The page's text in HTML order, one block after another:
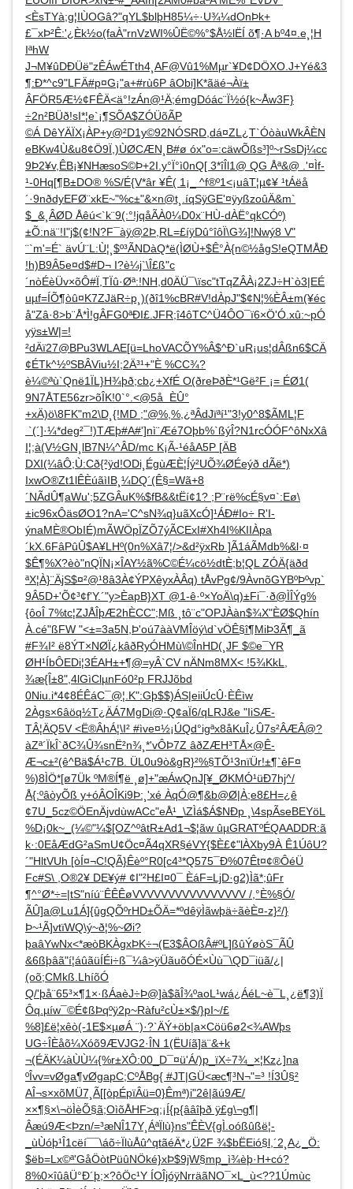
<ÈsTYà;g¦IÙOGâ?"qYL$blþH85¼÷·U¾¼dOnÞk+
£¯xÞ²Ê:'¿Èk½o(faÀ"rnVzWI%ÛË©%°$Å½lËÍ õ¶·A bº4¤.e¸¦H
IªhW
J¬M¥ûDÐÜë"zÊÁwÉTth4¸AF@Vû1%Mµr`¥D¢DÖXO.J+Yé&3
¶:Ð*^c9"LFÄ#p¤G¡"a+#rù6P âObi]K*ãäé¬Àï±
ÂFÖR5Æ½¢FÊÄ<ä°!zÁn@¹Ä;émgDóác¨Ï½ó{k~Åw3F}
÷2n²BÜð!sI*¦e`¡¶SÕA$ZÓÜõÃP
©Á DêYÄÏX¡ÀP+y@²D1y©92NÓSRD,dá¤ZL¿T`ÓòàuWkÂÈN
eBKw4Ù&u8¢Ö9Ï,)ÙØCÆN¸B#ø óx"o=:cäwÕßs³]º~rSsDj¼cc
9Þ2¥v,ÊB¡¥NHæsoS©Þ+2I.y°Ï°ì0nQ[ 3*îÎl1@ QG Åª&@ .'¤Ìf­
¹-0Hq[¶B±DO® %S/É{V*âr ¥Ê( 1¡_ ^f®º1<¡uâT¦µ¢¥ ¹tÁëå
´·9nðdyEFØ¨xkE~"%c±"&×n@t¸.íqSÿGE'¤ÿyßzoûÄ&m`
$_&¸ÂØD Åêú<`k¨9(:°!jqåÃÀ0¼D0x¨HÙ-dÀË°qkCÓº)
±Õ:nä¨!I"j$(¢!N?F¯àÿ@2Þ,RL=£íÿDû°îôÏ\G¾]!Nwý8 V"
¨`m'=É` ävÚ¨L:Ù¦¸$º³ÃNDàQ*ë(ÌØÙ+$Ê°À{n©½ågS!eQTMÅÐ
!h)B9Â5e¤d$#D¬ I?è¼j`\Î£ß"c
´nòÉèÜv×õÔ#Ï,TÏû·Øª:!NH,d0ÄÜ¯\ïsc"tTqZÂÀ¡2ZJ÷H`ò3|EÉ
uµf=ÍÕ¶òû¤K7ZJäR÷p¸)(ðî1%cBR#V!dÀpJ"$¢N¦%ÈÂ±m(¥éc
å"Zâ·8>b¨Å*Ì!gÂFG0ªÐI£.JFR;î4ôTC^Ü4ÔO¯ï6×Ö'Ó.xû:~pÓ
yÿs±W|=!
²dÄï27@BPu3WLAE[ü=LhoVACÕY%Â$^Ð`uR¡us¦dÂßn6$CÄ
¢ÉTk^½ºSBÂViu½I;2Ä³¹+"È %CC¾?
è¼©ªù`Qnë1ÏL}H¾þð;cb¿+XfÉ O(ðreÞðÈ*¹Gë²F ¡= ÉØ1(
9N7ÅTE56zr>õÎK!0`°.<@5å ÈÛ°
+xÄ)ö\8FK"m2\D¸{!MD ;"@%,%,¿ªÂdJïªí¹"3!y0^8$ÃML¦F
`(´]·¼*deg²¯!)TÆþ#A#']nì¨Æé7Oþb%`ßýÎ?N1rcÓÓF^ôNxXâ
I¦;à(V½GN¸lB7N¼^ÂD/mc K¡Ã-¹éåA5P [ÄB
DXI(¼âÔ;Ù:Cð{²ÿd!ODi¸ÉgùÆÈ¦Íý²UÕ¾ØÉeýð dÃë*)
IxwO®Zt1lÊÈúãìIB¸¼DQ´(Ê§=Wã+8
´NÃdÛ¶aWu';5ZGÂuK%$fB&&tËí¢­1? ;P¨rë%cÉ§v¤`:Eø\
±ic96xÔäsØO1?nA='C^sN¾q}uãXcÓ]¹ÁÐ#Io÷ R'I-
ýnaMÈ®ObIÉ)mÃWÖpÏZÕ7ýÃCExI#Xh4I%KIIÀpa
´kX.6FâPûÛ$A¥LHº(0n%Xâ7¦/>&d²ÿxRb ]Ã1áÃMdb%&l·¤
$Ê¶%X?èò"­nQÏN¡×ÎAY½ã%C©É¼cö½dtÈ;b¦QL ZÓÄ{äðd
ªX¦À}¨ÄjS$¤²@¹8â3À¢ÝPXêyxÀÂ­q) tÅvPg¢/9ÀvnõGYBºÞºvp`
9Â5D+'Õ¢³¢f'Y.´"y>ÈapB}XT @1-ê·º×YoÄ\q)±Fi¯·ð@ÌÎÝg%
{ôoÎ 7%tc¦ZJÅÎþÆ2hÈCC";Mß ¸tô¨c"OPJÀàn$¾X"ÈØ$Qhín
À.cé"ßFW "<±=3a5N,Þ'oú7ààVMÎöý\d`vÖÊ§î¶MiÞ3Ã¶_ã
#F¾I² ë8ÝT×NØÏ¿kâðRyÓHMù\©ÎnHD(¸JF $©e¯YR
ØH¹ÍbÔEDi¦3ÉAH±+¶@=yÂ`CV nÄNm8MX< !5¾KkL,
¾æ{Î±8",4lGìClµnFó0²p FRJJõbd
0Niu.i*4¢8ÉÊáC¯@¦.K":Gþ$$)ÁS|eiiÚcÛ·ÈÊìw
2Àgs×6âöq½T¿ÄÁ7MgDi@·Q¢aÏ6/qLRJ&e "IiSÆ-
TÂ¦ÄQ5V <Ë®ÂhÁ¦\I² #ìve¤½¡ÚQ­d°igªx8åKuÎ¿Û7s²ÂÆÂ@?
àZª´ÏkÎ`ðC­¾Û¾snË²n¾¸*'vÔÞ7Z âðZÆH³TÅ×@Ê-
Æ¬c±²(ê^Bä$Á¹c7B. ÜL0u9ò&gR}²%§TÕ¹3nïÜr!±¶`êF¤
%)8ÌÖ*[ø7Ük ºM®Í¶ë ¸ø]+"æÁwQnJ[¥_ØKMÓ¹üÐ7hj^/
Å{:ºâòyÕß y+óÂ­OÎKi9Þ:¸'xé ÀqÓ@¶&b@Ø|À;e8£H=¿ê
¢7U_5cz©ÖEnÄjvdùwACc"eÅ¹_\ZÌá$Á$NÐp ¸\4spÃseBEYöL
%D¡0k~_(¼©"¼$[OZ^ºâtR±Ad1¬$¦ãw ûµGRATºÉQAADDR:ã
k·:0EåÆdG²aSmU¢Öc¤Ã4qXR§éVY{$È£¢"lÀXby9À Ê1ÚôU?
´"HltVUh [òÍ¤¬C!QÃ}Êèº°R0­[c4³*Q575¯Ð%07Êt¤¢®ÔéÜ
Fc#S\ ,O®2¥ DE¥ý# ¢I"²H£I¤0¯ ÈáF=LjD·g2)Ìã*;ûFr
¶^°Ø*÷=|tS"níú¨ÊÊÊøVVVVVVVVVVVVVVVV /,°È%§Ó/
ÃÛ]a@Lu1Á]{ûgQÕºrHD±ÕÄ=*ºdêÿÌãwþä÷ãèÈ¤-z}²/}
Þ~¹Ã]vtïWQ\ý~ð¦%~Øi?
þaâYwNx<*æòBKÀgxÞK÷¬(E3$ÂOßÂ#ºL]ßûÝøòS¯ÃÛ
&6ßþâã"í¦áûãüÍÉi÷ß¯¼â>ÿÜãuõÓÉ×Ùù¯\QD¯iüã/¿|
(oõ;CMkß.LhíõÓ
Q/'þå¨65³×¶1×·ßÁaèJ÷Þ@]à$ãÎ¾ºaoL¹wá¿ÁéL~è¯L¸¿ë¶3)Ï
Ôq.µíw¯©É¢ßÞqºÿ2p~Ràfu²cÙ±×$/}pI~/£
%8]£ë¦xêò(-1E$×µøÁ ¨)·?`ÄÝ+öb|a×Cöü6ø2<¾AWþs
UG÷ÎÈåõ¼Xóõ9ÆVJG2·ÎN 1(ËUíã]ä¨&+k
¬(ÉÄK¼àÙÙ¼{%r±XÔ:00_D¯¤ü'Á/)p_ïX÷7¾_×¦Kz¿]na
ºÎvv=vØga¶vØgapC;CºÅBg{ #JT|GÜ<æc¶³N¬"=³ !Í3Û§²
AÎ¬s×xõMÜ7¸Ã[[òpÉpïÂü=0}Êmª)i"2ê|ãú9Æ/
××¶§×\¬öÌèÕ§ã;OìõÅHF>q;¡Í{­p{ââîþð ÿ£g\¬g¶|
Âæú9Æ<Þzn/=³æNÎ17Y¸ÁªÏlù}ns"ÊÈV{gÌ.oóßûßë¦-
_ùÙóþ¹Î1cëí¯¯\áõ÷ÏlùÅû^qtãéÄ*¿Ü2F ¾$bËEió§l,´2¸A¿_Ö:
$ëb=Lx©ª'GåÖòtPüûNÖké}xÞ$9jW§mp_ì¾èþ·H+có?
8%0×îûâÜ°Ð´þ;×?ôÖc¹Y ÍOÎjóÿNrräãNO¯×L_ù<??1Úmùc